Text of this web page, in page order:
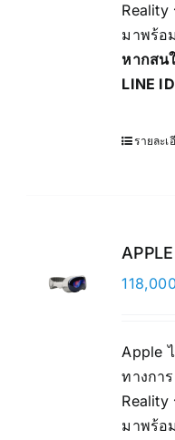
Reality
มาพร้อ
หากสน
LINE
รายละเ
Apple
ทางกา
Reality
มาพร้อ